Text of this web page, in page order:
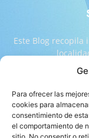
Para ofrecer las
cookies para
consentimiento de
el comportamiento de
Este Blog recopila